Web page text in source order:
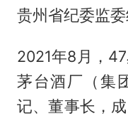
贵州省纪委监委
2021年8月，
茅台酒厂（集
记、董事长，